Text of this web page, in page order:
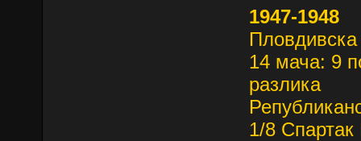
1947-1948
14 мача: 9
разлика
1/8